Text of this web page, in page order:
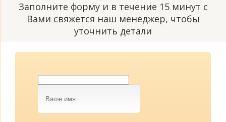
Заполните форму и в течение 15 минут с
Вами свяжется наш менеджер, чтобы
уточнить детали
Ваше
имя